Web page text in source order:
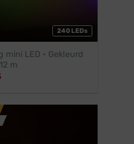
240 LEDs
LED · Gekleurd
m
Huidige